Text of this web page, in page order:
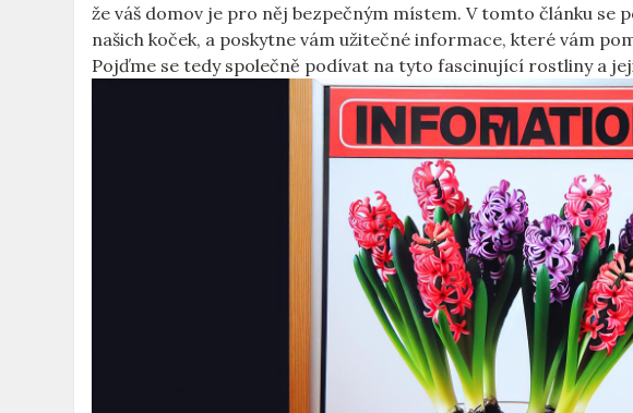
že váš domov je pro něj bezpečným místem. V tomto článku se
našich koček, a poskytne vám užitečné informace, které vám
Pojďme se tedy společně podívat na tyto fascinující rostliny a